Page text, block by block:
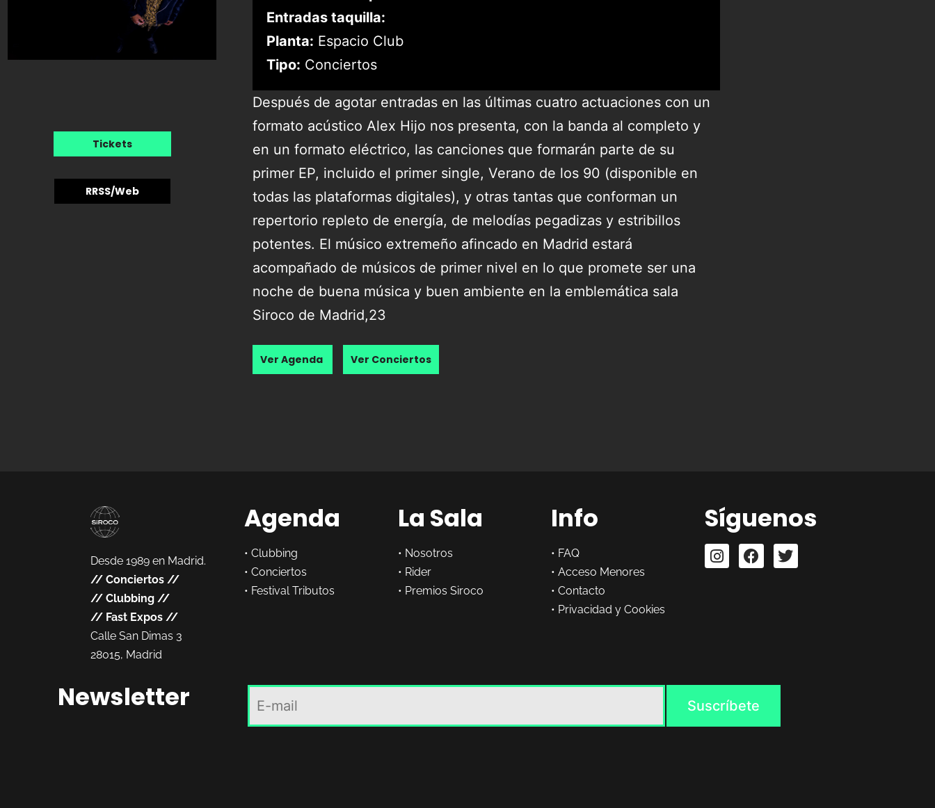
Tickets
RRSS/Web
Entradas taquilla:
Planta: Espacio Club
Tipo: Conciertos
Después de agotar entradas en las últimas cuatro actuaciones con un
formato acústico Alex Hijo nos presenta, con la banda al completo y
en un formato eléctrico, las canciones que formarán parte de su
primer EP, incluido el primer single, Verano de los 90 (disponible en
todas las plataformas digitales), y otras tantas que conforman un
repertorio repleto de energía, de melodías pegadizas y estribillos
potentes. El músico extremeño afincado en Madrid estará
acompañado de músicos de primer nivel en lo que promete ser una
noche de buena música y buen ambiente en la emblemática sala
Siroco de Madrid,23
Ver Agenda Ver Conciertos
Desde 1989 en Madrid.
// Conciertos //
// Clubbing //
// Fast Expos //
Calle San Dimas 3
28015, Madrid
Agenda
• Clubbing
• Conciertos
• Festival Tributos
La Sala
• Nosotros
• Rider
• Premios Siroco
Info
• FAQ
•Acceso Menores
•Contacto
• Privacidad y Cookies
Síguenos
Newsletter